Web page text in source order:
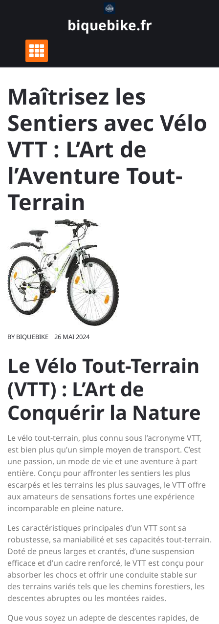
biquebike.fr
Maîtrisez les
Sentiers avec Vélo
VTT : L’Art de
l’Aventure Tout-
Terrain
BY BIQUEBIKE 26 MAI 2024
Le Vélo Tout-Terrain
(VTT) : L’Art de
Conquérir la Nature
Le vélo tout-terrain, plus connu sous l’acronyme VTT,
est bien plus qu’un simple moyen de transport. C’est
une passion, un mode de vie et une aventure à part
entière. Conçu pour affronter les sentiers les plus
escarpés et les terrains les plus sauvages, le VTT offre
aux amateurs de sensations fortes une expérience
incomparable en pleine nature.
Les caractéristiques principales d’un VTT sont sa
robustesse, sa maniabilité et ses capacités tout-terrain.
Doté de pneus larges et crantés, d’une suspension
efficace et d’un cadre renforcé, le VTT est conçu pour
absorber les chocs et offrir une conduite stable sur
des terrains variés tels que les chemins forestiers, les
descentes abruptes ou les montées raides.
Que vous soyez un adepte de descentes rapides, de